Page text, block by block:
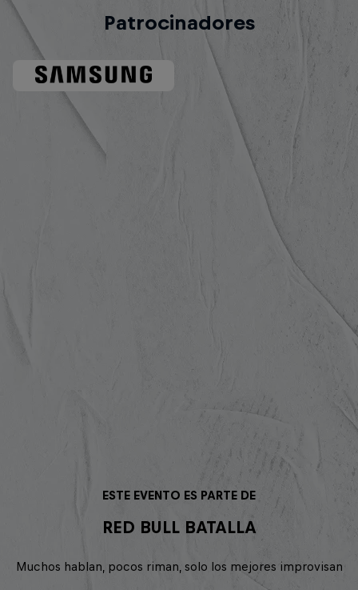
Patrocinadores
ESTE EVENTO ES PARTE DE
RED BULL BATALLA
Muchos hablan, pocos riman, solo los mejores improvisan